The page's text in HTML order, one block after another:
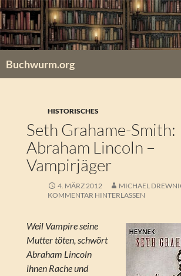
Zum
Inhalt
springen
Buchwurm.org
HISTORISCHES
Seth Grahame-Smith:
Abraham Lincoln –
Vampirjäger
4. MÄRZ 2012
MICHAEL
KOMMENTAR HINTERLASSEN
Weil Vampire seine
Mutter töten, schwört
Abraham Lincoln
ihnen Rache und